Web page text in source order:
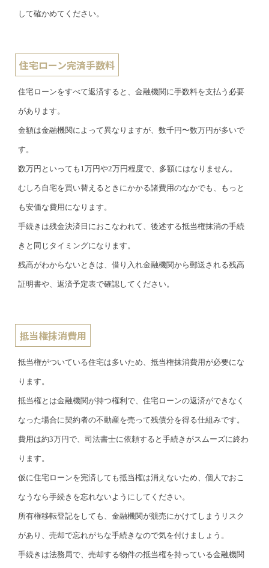
して確かめてください。
住宅ローン完済手数料
住宅ローンをすべて返済すると、金融機関に手数料を支払う必要
があります。
金額は金融機関によって異なりますが、数千円〜数万円が多いで
す。
数万円といっても1万円や2万円程度で、多額にはなりません。
むしろ自宅を買い替えるときにかかる諸費用のなかでも、もっと
も安価な費用になります。
手続きは残金決済日におこなわれて、後述する抵当権抹消の手続
きと同じタイミングになります。
残高がわからないときは、借り入れ金融機関から郵送される残高
証明書や、返済予定表で確認してください。
抵当権抹消費用
抵当権がついている住宅は多いため、抵当権抹消費用が必要にな
ります。
抵当権とは金融機関が持つ権利で、住宅ローンの返済ができなく
なった場合に契約者の不動産を売って残債分を得る仕組みです。
費用は約3万円で、司法書士に依頼すると手続きがスムーズに終わ
ります。
仮に住宅ローンを完済しても抵当権は消えないため、個人でおこ
なうなら手続きを忘れないようにしてください。
所有権移転登記をしても、金融機関が競売にかけてしまうリスク
があり、売却で忘れがちな手続きなので気を付けましょう。
手続きは法務局で、売却する物件の抵当権を持っている金融機関